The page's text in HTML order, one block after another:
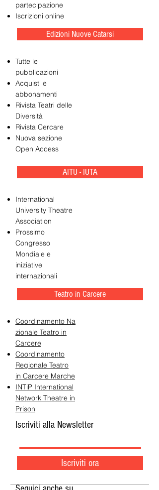
partecipazione
Iscrizioni online
Edizioni Nuove Catarsi
Tutte le
pubblicazioni
Acquisti e
abbonamenti
Rivista Teatri delle
Diversità
Rivista Cercare
Nuova sezione
Open Access
AITU - IUTA
International
University Theatre
Association
Prossimo
Congresso
Mondiale e
iniziative
internazionali
Teatro in Carcere
Coordinamento Na
zionale Teatro in
Carcere
Coordinamento
Regionale Teatro
in Carcere Marche
INTiP International
Network Theatre in
Prison
Iscriviti alla Newsletter
Iscriviti ora